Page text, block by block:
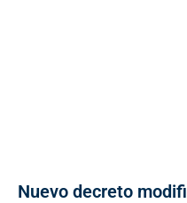
Nuevo decreto